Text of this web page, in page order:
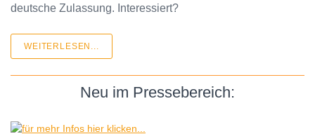
deutsche Zulassung. Interessiert?
WEITERLESEN...
Neu im Pressebereich: